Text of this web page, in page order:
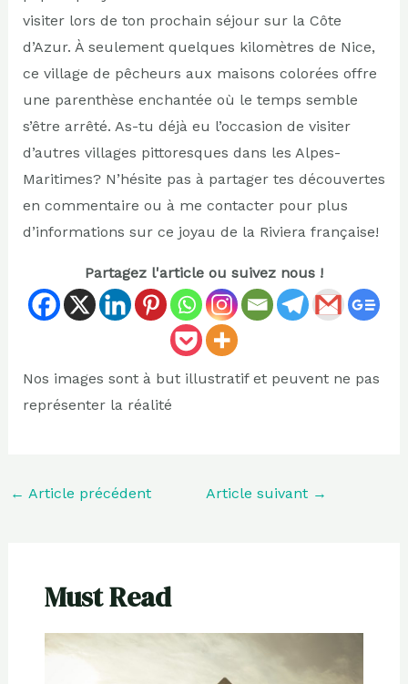
visiter lors de ton prochain séjour sur la Côte
d’Azur. À seulement quelques kilomètres de Nice,
ce village de pêcheurs aux maisons colorées offre
une parenthèse enchantée où le temps semble
s’être arrêté. As-tu déjà eu l’occasion de visiter
d’autres villages pittoresques dans les Alpes-
Maritimes? N’hésite pas à partager tes découvertes
en commentaire ou à me contacter pour plus
d’informations sur ce joyau de la Riviera française!
Partagez l'article ou suivez nous !
Nos images sont à but illustratif et peuvent ne pas
représenter la réalité
← Article précédent Article suivant →
Must Read